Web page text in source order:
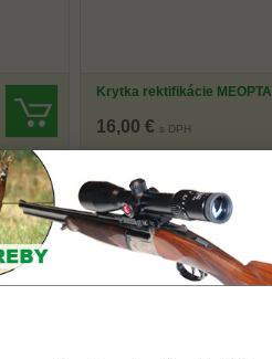
Krytka rektifikácie MEOPTA
16,00 € s DPH